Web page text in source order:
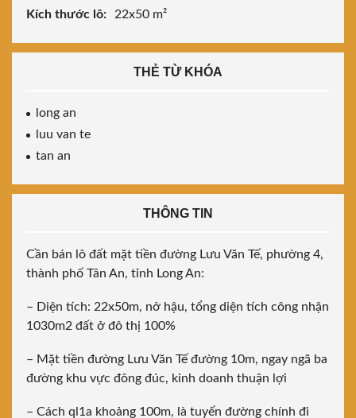
Kích thước lô:
22x50 m²
THẺ TỪ KHÓA
long an
luu van te
tan an
THÔNG TIN
Cần bán lô đất mặt tiền đường Lưu Văn Tế, phường 4,
thành phố Tân An, tỉnh Long An:
– Diện tích: 22x50m, nở hậu, tổng diện tích công nhận
1030m2 đất ở đô thị 100%
– Mặt tiền đường Lưu Văn Tế đường 10m, ngay ngã ba
đường khu vực đông đúc, kinh doanh thuận lợi
– Cách ql1a khoảng 100m, là tuyến đường chính đi